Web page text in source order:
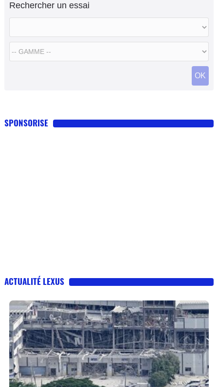
Rechercher un essai
OK
SPONSORISE
ACTUALITÉ LEXUS